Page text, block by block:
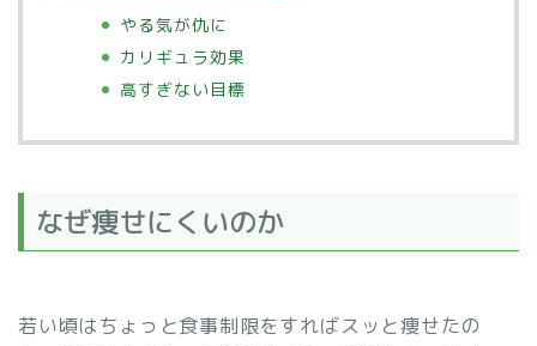
やる気が仇に
カリギュラ効果
高すぎない目標
なぜ痩せにくいのか
若い頃はちょっと食事制限をすればスッと痩せたの